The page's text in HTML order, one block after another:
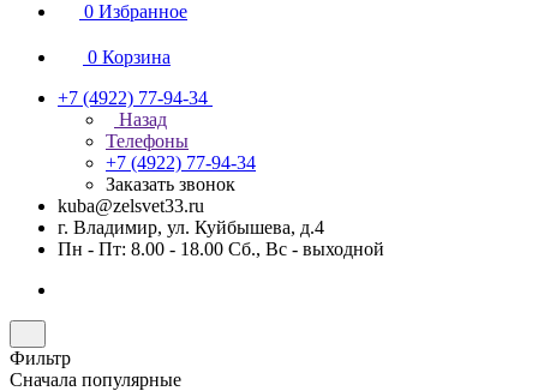
0 Избранное
0 Корзина
+7 (4922) 77-94-34
Назад
Телефоны
+7 (4922) 77-94-34
Заказать звонок
kuba@zelsvet33.ru
г. Владимир, ул. Куйбышева, д.4
Пн - Пт: 8.00 - 18.00 Сб., Вс - выходной
Фильтр
Сначала популярные